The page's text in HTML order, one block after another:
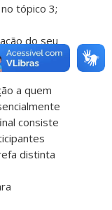
tópico 3;
do seu
a quem
consiste
distinta